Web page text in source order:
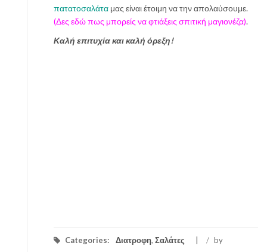
πατατοσαλάτα μας είναι έτοιμη να την απολαύσουμε.
(Δες εδώ πως μπορείς να φτιάξεις σπιτική μαγιονέζα).
Καλή επιτυχία και καλή όρεξη!
Categories: Διατροφη, Σαλάτες / by